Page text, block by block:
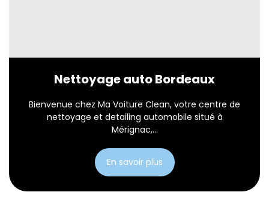
Nettoyage auto Bordeaux
Bienvenue chez Ma Voiture Clean, votre centre de
nettoyage et detailing automobile situé à
Mérignac,...
En savoir plus